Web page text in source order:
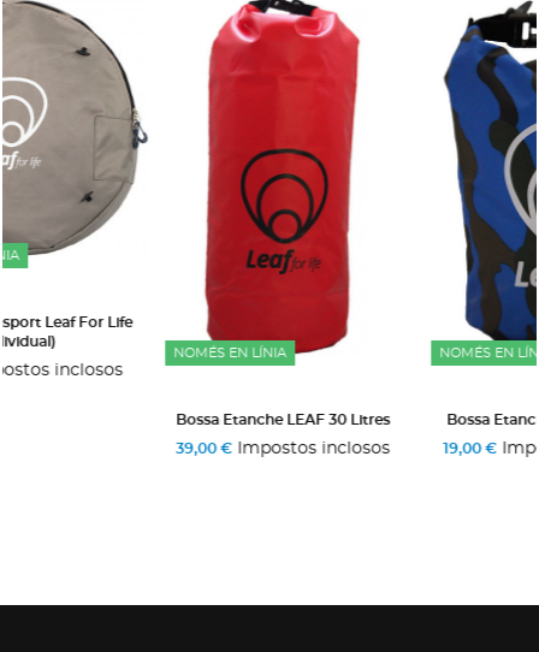
NOMÉS EN LÍNIA
Bossa Etanche LEAF 30 Litres
Impostos inclosos
NOMÉS EN LÍNIA
Bossa Etanche LEAF 2 Litres
19,00 € Impostos inclosos